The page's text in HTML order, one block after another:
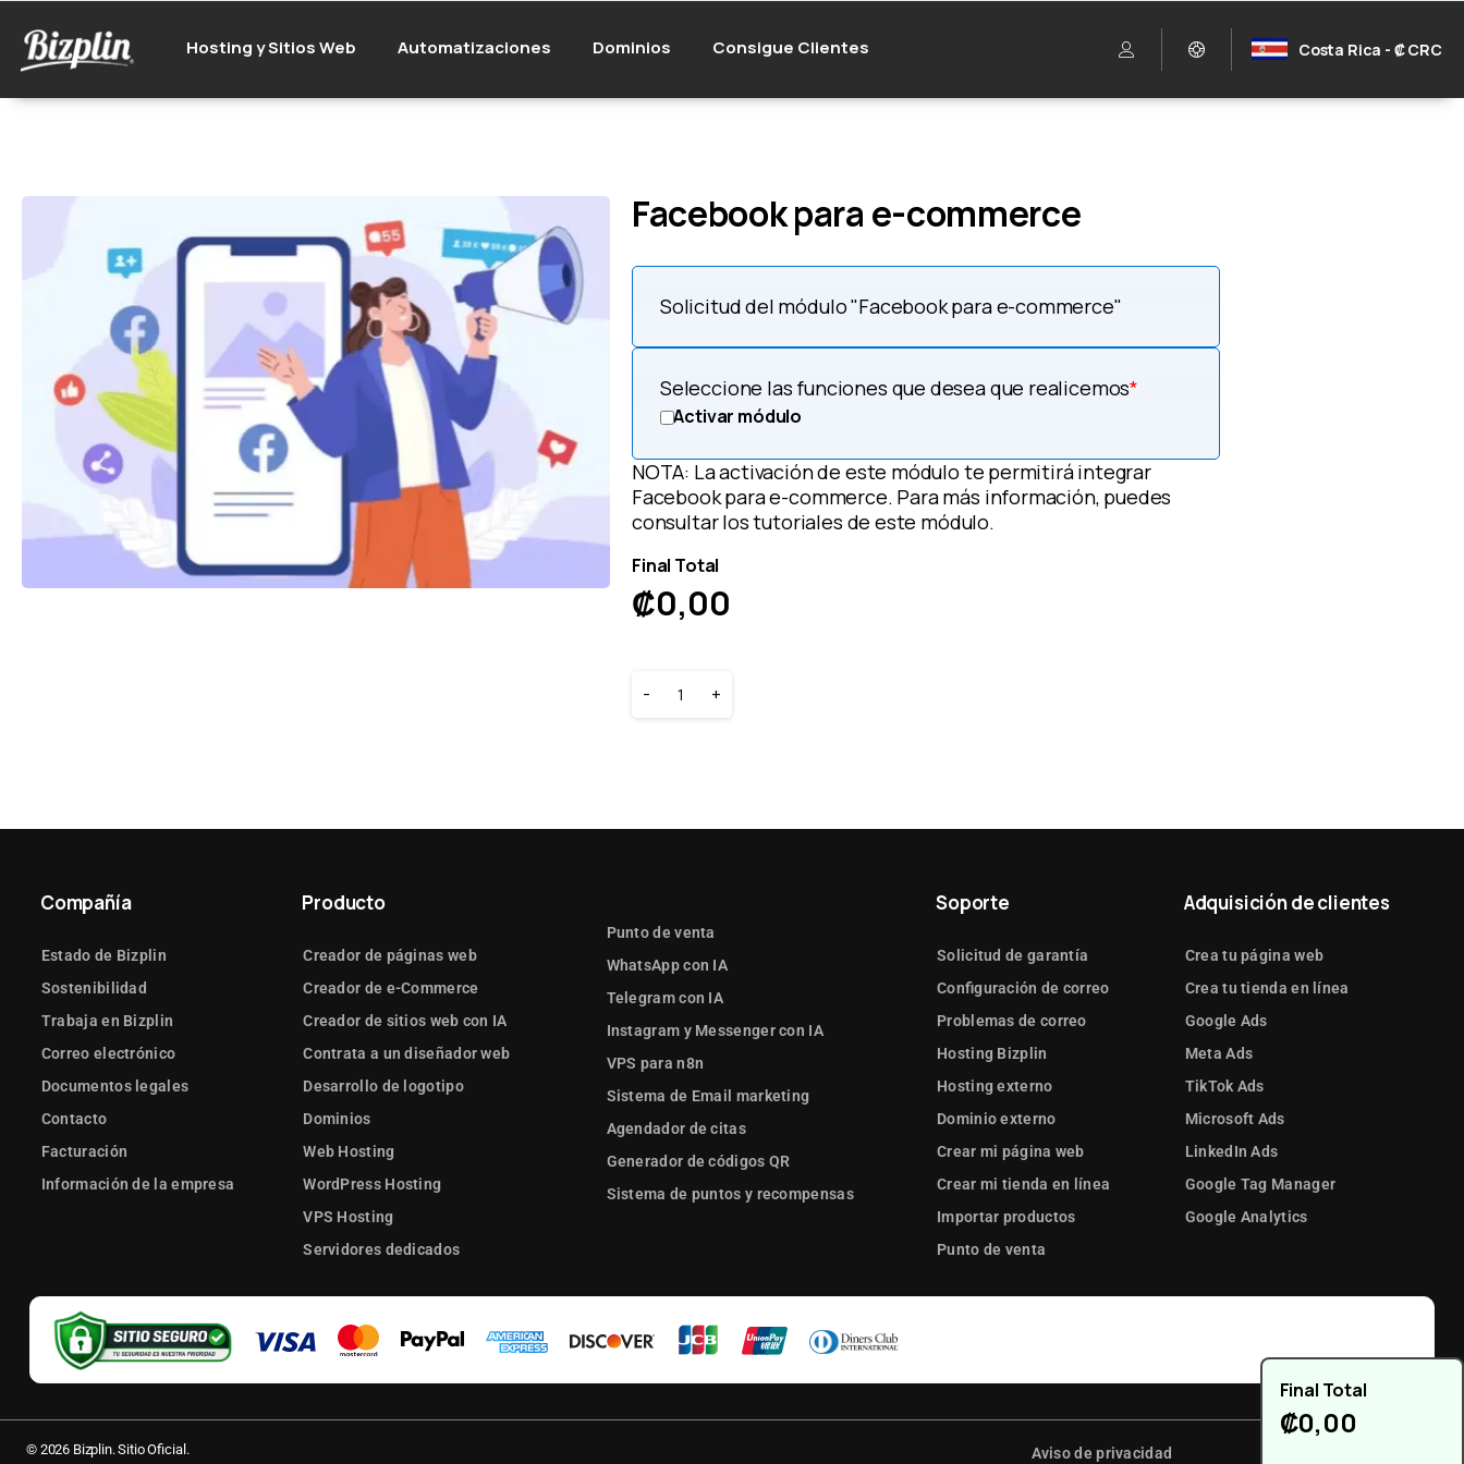
Hosting y Sitios Web Automatizaciones Dominios Consigue Clientes Costa Rica - ₡ CRC
Facebook para e-commerce
Solicitud del módulo "Facebook para e-commerce"
*
Seleccione las funciones que desea que realicemos
Activar módulo
NOTA: La activación de este módulo te permitirá integrar
Facebook para e-commerce. Para más información, puedes
consultar los tutoriales de este módulo.
Final Total
₡0,00
- +
Compañía
Estado de Bizplin
Sostenibilidad
Trabaja en Bizplin
Correo electrónico
Documentos legales
Contacto
Facturación
Información de la empresa
Producto
Creador de páginas web
Creador de e-Commerce
Creador de sitios web con IA
Contrata a un diseñador web
Desarrollo de logotipo
Dominios
Web Hosting
WordPress Hosting
VPS Hosting
Servidores dedicados
Punto de venta
WhatsApp con IA
Telegram con IA
Instagram y Messenger con IA
VPS para n8n
Sistema de Email marketing
Agendador de citas
Generador de códigos QR
Sistema de puntos y recompensas
Soporte
Solicitud de garantía
Configuración de correo
Problemas de correo
Hosting Bizplin
Hosting externo
Dominio externo
Crear mi página web
Crear mi tienda en línea
Importar productos
Punto de venta
Adquisición de clientes
Crea tu página web
Crea tu tienda en línea
Google Ads
Meta Ads
TikTok Ads
Microsoft Ads
LinkedIn Ads
Google Tag Manager
Google Analytics
© 2026 Bizplin. Sitio Oficial. Aviso de privacidad
Final Total
₡0,00